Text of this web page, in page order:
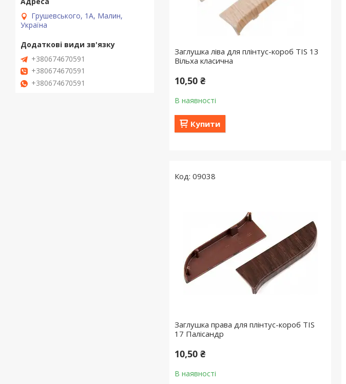
Заглушка ліва для плінтус-короб TIS 13
Вільха класична
10,50 ₴
В наявності
Купити
09038
Заглушка права для плінтус-короб TIS
17 Палісандр
10,50 ₴
В наявності
Грушевського, 1А, Малин,
Україна
+380674670591
+380674670591
+380674670591